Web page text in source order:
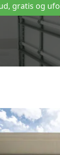
gratis og